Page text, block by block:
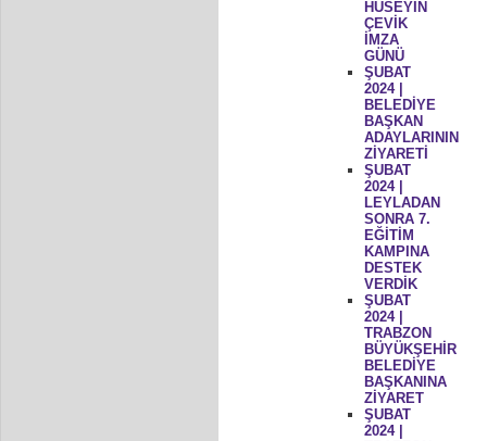
HÜSEYİN
ÇEVİK
İMZA
GÜNÜ
ŞUBAT
2024 |
BELEDİYE
BAŞKAN
ADAYLARININ
ZİYARETİ
ŞUBAT
2024 |
LEYLADAN
SONRA 7.
EĞİTİM
KAMPINA
DESTEK
VERDİK
ŞUBAT
2024 |
TRABZON
BÜYÜKŞEHİR
BELEDİYE
BAŞKANINA
ZİYARET
ŞUBAT
2024 |